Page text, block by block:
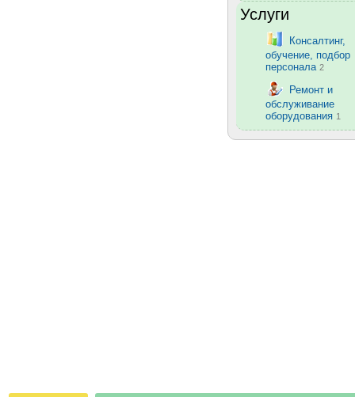
Услуги
Консалтинг,
обучение, подбор
персонала 2
Ремонт и
обслуживание
оборудования 1